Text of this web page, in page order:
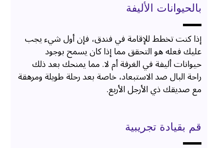
بالحيوانات الأليفة
إذا كنت تخطط للإقامة في فندق، فإن أول شيء يجب
عليك فعله هو التحقق مما إذا كان يسمح بوجود
حيوانات أليفة في الغرفة أم لا. مما يمنحك بعد ذلك
راحة البال ضد الاستبعاد، خاصة بعد رحلة طويلة ومرهقة
مع صديقك ذي الأرجل الأربع.
قم بقيادة تجريبية